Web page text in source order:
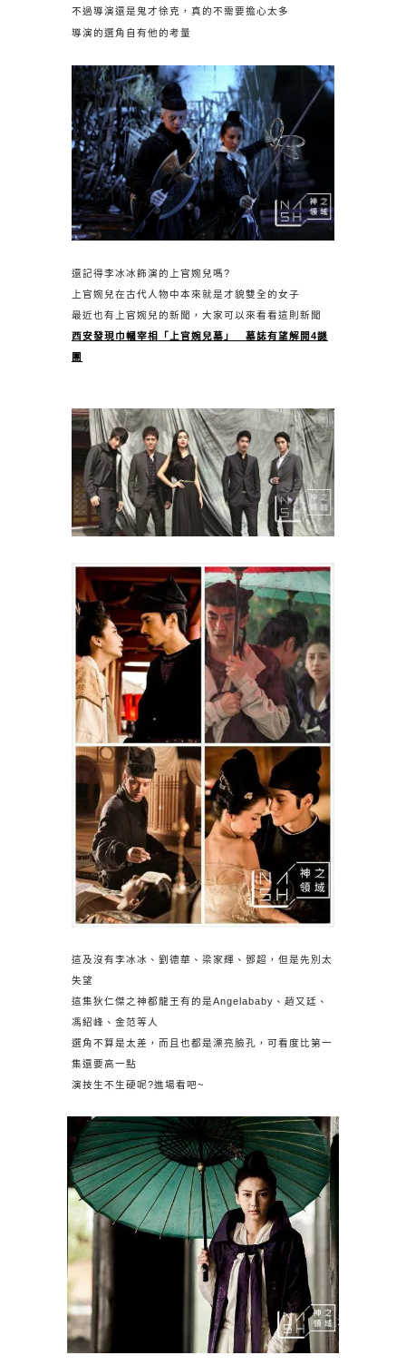
不過導演還是鬼才徐克，真的不需要擔心太多
導演的選角自有他的考量
還記得李冰冰飾演的上官婉兒嗎?
上官婉兒在古代人物中本來就是才貌雙全的女子
最近也有上官婉兒的新聞，大家可以來看看這則新聞
西安發現巾幗宰相「上官婉兒墓」 墓誌有望解開4謎
團
這及沒有李冰冰、劉德華、梁家輝、鄧超，但是先別太
失望
這集狄仁傑之神都龍王有的是Angelababy、趙又廷、
馮紹峰、金范等人
選角不算是太差，而且也都是漂亮臉孔，可看度比第一
集還要高一點
演技生不生硬呢?進場看吧~